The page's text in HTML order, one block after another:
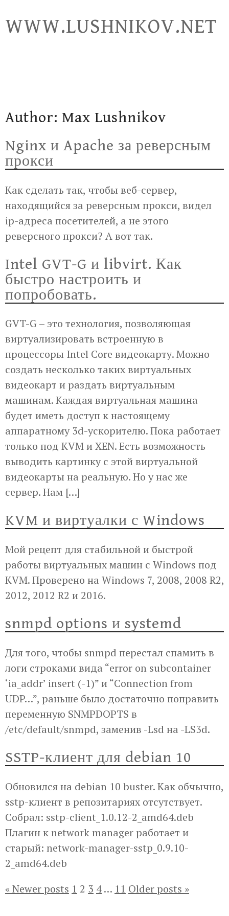
to
WWW.LUSHNIKOV.NET
Author: Max Lushnikov
Nginx и Apache за реверсным
прокси
Как сделать так, чтобы веб-сервер,
находящийся за реверсным прокси, видел
ip-адреса посетителей, а не этого
реверсного прокси? А вот так.
Intel GVT-G и libvirt. Как
быстро настроить и
попробовать.
GVT-G – это технология, позволяющая
виртуализировать встроенную в
процессоры Intel Core видеокарту. Можно
создать несколько таких виртуальных
видеокарт и раздать виртуальным
машинам. Каждая виртуальная машина
будет иметь доступ к настоящему
аппаратному 3d-ускорителю. Пока работает
только под KVM и XEN. Есть возможность
выводить картинку с этой виртуальной
видеокарты на реальную. Но у нас же
сервер. Нам […]
KVM и виртуалки с Windows
Мой рецепт для стабильной и быстрой
работы виртуальных машин с Windows под
KVM. Проверено на Windows 7, 2008, 2008 R2,
2012, 2012 R2 и 2016.
snmpd options и systemd
Для того, чтобы snmpd перестал спамить в
логи строками вида “error on subcontainer
‘ia_addr’ insert (-1)” и “Connection from
UDP…”, раньше было достаточно поправить
переменную SNMPDOPTS в
/etc/default/snmpd, заменив -Lsd на -LS3d.
SSTP-клиент для debian 10
Обновился на debian 10 buster. Как обчычно,
sstp-клиент в репозитариях отсутствует.
Собрал: sstp-client_1.0.12-2_amd64.deb
Плагин к network manager работает и
старый: network-manager-sstp_0.9.10-
2_amd64.deb
Posts
«Newer posts 1 2 3 4… 11 Older posts »